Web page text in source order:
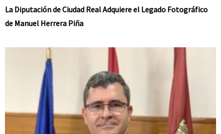
La Diputación de Ciudad Real Adquiere el Legado Fotográfico
de Manuel Herrera Piña